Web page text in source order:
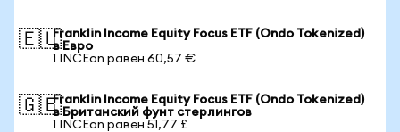
🇪🇺Franklin Income Equity Focus ETF (Ondo Tokenized)
в Евро
1 INCEon равен 60,57 €
🇬🇧Franklin Income Equity Focus ETF (Ondo Tokenized)
в Британский фунт стерлингов
1 INCEon равен 51,77 £